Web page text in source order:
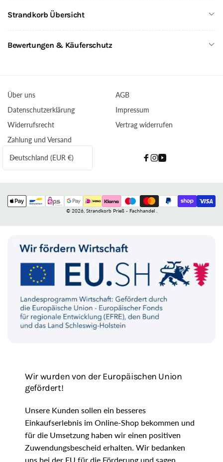
Strandkorb Übersicht
Bewertungen & Käuferschutz
Über uns
AGB
Datenschutzerklärung
Impressum
Widerrufsrecht
Vertrag widerrufen
Zahlung und Versand
L
a
n
d
/
Deutschland (EUR €)
Facebook
Instagram
YouTube
Zahlungsmethoden
© 2026, Strandkorb Prieß - Fachhandel
Wir wurden von der Europäischen Union
gefördert!
Unsere Kunden sollen ein besseres
Einkaufserlebnis im Online-Shop bekommen und
für die Umsetzung haben wir einen positiven
Zuwendungsbescheid erhalten. Wir bedanken
uns bei der EU für die Förderung und sagen